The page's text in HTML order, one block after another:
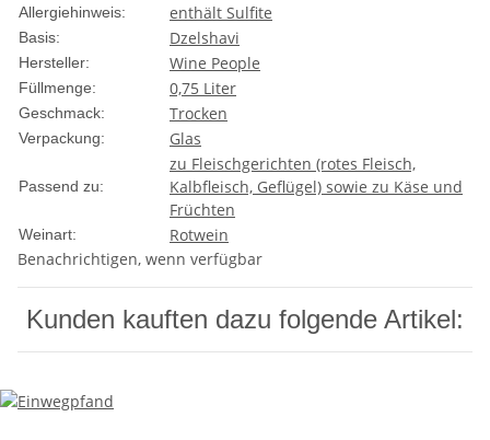
Allergiehinweis: enthält Sulfite
Basis: Dzelshavi
Hersteller: Wine People
Füllmenge: 0,75 Liter
Geschmack: Trocken
Verpackung: Glas
Passend zu:
zu Fleischgerichten (rotes Fleisch,
Kalbfleisch, Geflügel) sowie zu Käse und
Früchten
Weinart:
Rotwein
Benachrichtigen, wenn verfügbar
Kunden kauften dazu folgende Artikel: